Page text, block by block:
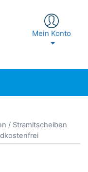
Mein Konto
/ Stramitscheiben